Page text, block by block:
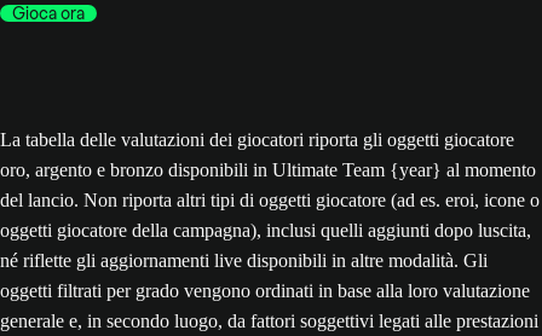
Gioca ora
La tabella delle valutazioni dei giocatori riporta gli oggetti giocatore
oro, argento e bronzo disponibili in Ultimate Team {year} al momento
del lancio. Non riporta altri tipi di oggetti giocatore (ad es. eroi, icone o
oggetti giocatore della campagna), inclusi quelli aggiunti dopo luscita,
né riflette gli aggiornamenti live disponibili in altre modalità. Gli
oggetti filtrati per grado vengono ordinati in base alla loro valutazione
generale e, in secondo luogo, da fattori soggettivi legati alle prestazioni